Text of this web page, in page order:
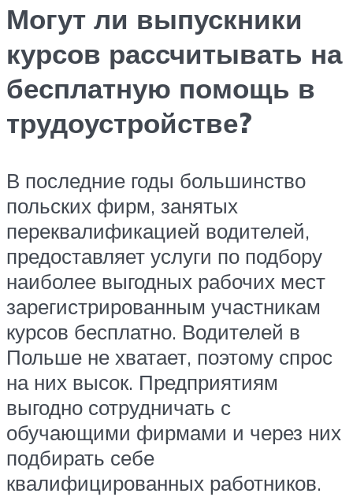
Могут ли выпускники
курсов рассчитывать на
бесплатную помощь в
трудоустройстве?
В последние годы большинство
польских фирм, занятых
переквалификацией водителей,
предоставляет услуги по подбору
наиболее выгодных рабочих мест
зарегистрированным участникам
курсов бесплатно. Водителей в
Польше не хватает, поэтому спрос
на них высок. Предприятиям
выгодно сотрудничать с
обучающими фирмами и через них
подбирать себе
квалифицированных работников.